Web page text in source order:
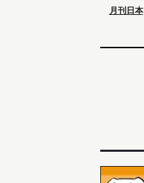
月刊日本